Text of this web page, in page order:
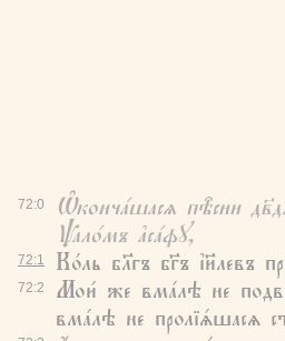
72:0
72:1
72:2
Ѡ҆конча́шасѧ пѣ̑сни
Ѱало́мъ а҆са́фꙋ,
Ко́ль бл҃гъ бг҃ъ і҆и҃левъ
Мои́ же вма́лѣ не
вма́лѣ не пролїѧ́шасѧ